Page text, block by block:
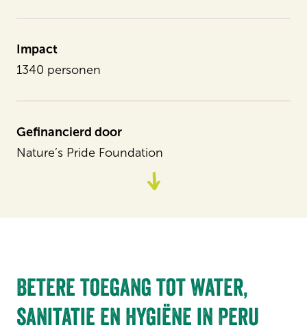
Impact
1340 personen
Gefinancierd door
Nature’s Pride Foundation
Betere toegang tot water,
sanitatie en hygiëne in Peru